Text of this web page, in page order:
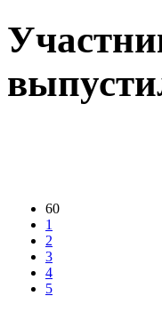
60
1
2
3
4
5